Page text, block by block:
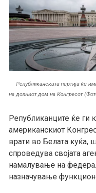
Републиканската партија ќе
на долниот дом на Конгресот
Републиканците ќе ги
американскиот
врати во Белата куќа,
спроведува својата
намалување на
назначување